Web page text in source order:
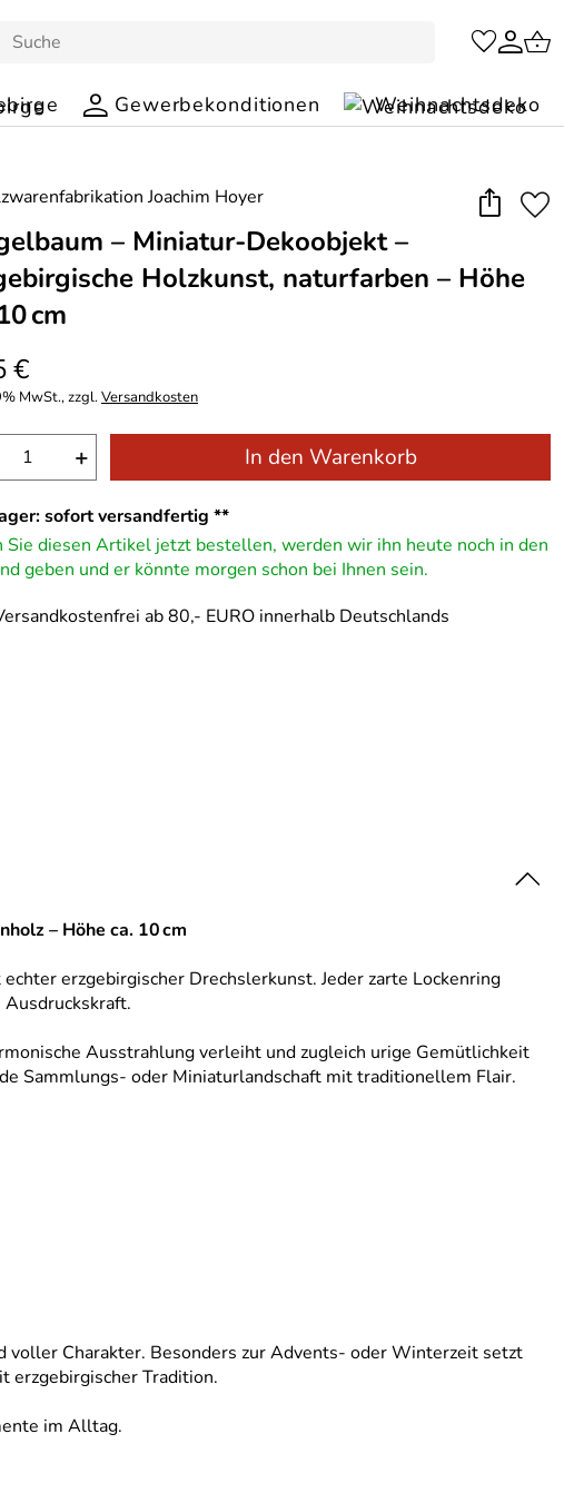
Gewerbekonditionen Weihnachtsdeko
– Miniatur‑Dekoobjekt –
Holzkunst, naturfarben – Höhe
cm
€
MwSt., zzgl.Versandkosten
+ In den Warenkorb
sofort versandfertig **
Sie diesen Artikel jetzt bestellen, werden wir ihn heute noch in den
geben und er könnte morgen schon bei Ihnen sein.
ab 80,- EURO innerhalb Deutschlands
– Höhe ca. 10 cm
erzgebirgischer Drechslerkunst. Jeder zarte Lockenring
Ausstrahlung verleiht und zugleich urige Gemütlichkeit
Sammlungs‑ oder Miniaturlandschaft mit traditionellem Flair.
Charakter. Besonders zur Advents‑ oder Winterzeit setzt
erzgebirgischer Tradition.
im Alltag.